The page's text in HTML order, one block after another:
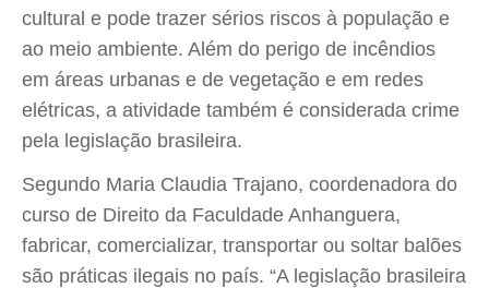
cultural e pode trazer sérios riscos à população e
ao meio ambiente. Além do perigo de incêndios
em áreas urbanas e de vegetação e em redes
elétricas, a atividade também é considerada crime
pela legislação brasileira.
Segundo Maria Claudia Trajano, coordenadora do
curso de Direito da Faculdade Anhanguera,
fabricar, comercializar, transportar ou soltar balões
são práticas ilegais no país. “A legislação brasileira